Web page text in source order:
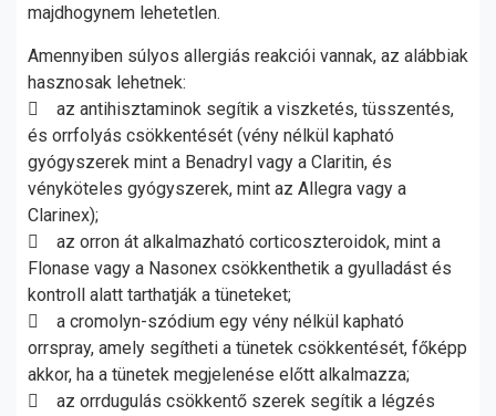
majdhogynem lehetetlen.
Amennyiben súlyos allergiás reakciói vannak, az alábbiak
hasznosak lehetnek:
 az antihisztaminok segítik a viszketés, tüsszentés,
és orrfolyás csökkentését (vény nélkül kapható
gyógyszerek mint a Benadryl vagy a Claritin, és
vényköteles gyógyszerek, mint az Allegra vagy a
Clarinex);
 az orron át alkalmazható corticoszteroidok, mint a
Flonase vagy a Nasonex csökkenthetik a gyulladást és
kontroll alatt tarthatják a tüneteket;
 a cromolyn-szódium egy vény nélkül kapható
orrspray, amely segítheti a tünetek csökkentését, főképp
akkor, ha a tünetek megjelenése előtt alkalmazza;
 az orrdugulás csökkentő szerek segítik a légzés